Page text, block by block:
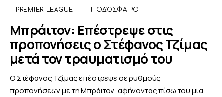
PREMIER LEAGUE ΠΟΔΌΣΦΑΙΡΟ
Μπράιτον: Επέστρεψε στις
προπονήσεις ο Στέφανος Τζίμας
μετά τον τραυματισμό του
Ο Στέφανος Τζίμας επέστρεψε σε ρυθμούς
προπονήσεων με τη Μπράιτον, αφήνοντας πίσω του μια